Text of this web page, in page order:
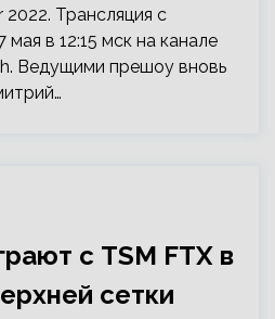
Трансляция с
мая в 12:15 мск на канале
Ведущими прешоу вновь
с TSM FTX в
сетки